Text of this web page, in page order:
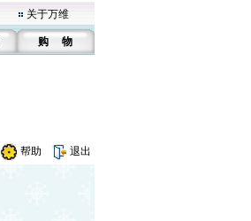
关于万维
购 物
帮助 退出